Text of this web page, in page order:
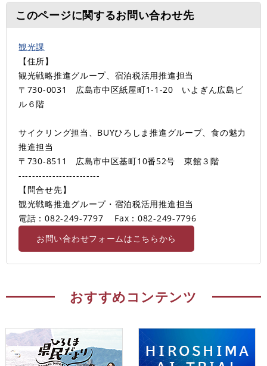
このページに関するお問い合わせ先
観光課
【住所】
観光戦略推進グループ、宿泊税活用推進担当
〒730-0031 広島市中区紙屋町1-1-20 いよぎん広島ビ
ル６階
サイクリング担当、BUYひろしま推進グループ、食の魅力
推進担当
〒730-8511 広島市中区基町10番52号 東館３階
------------------------
【問合せ先】
観光戦略推進グループ・宿泊税活用推進担当
電話：082-249-7797
Fax：082-249-7796
お問い合わせフォームはこちらから
おすすめコンテンツ